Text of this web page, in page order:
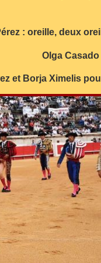
: oreille, deux
Olga
et Borja Ximelis